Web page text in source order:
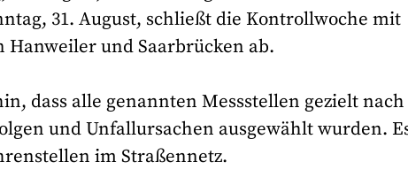
31. August, schließt die Kontrollwoche mit
Hanweiler und Saarbrücken ab.
dass alle genannten Messstellen gezielt nach
und Unfallursachen ausgewählt wurden.
im Straßennetz.